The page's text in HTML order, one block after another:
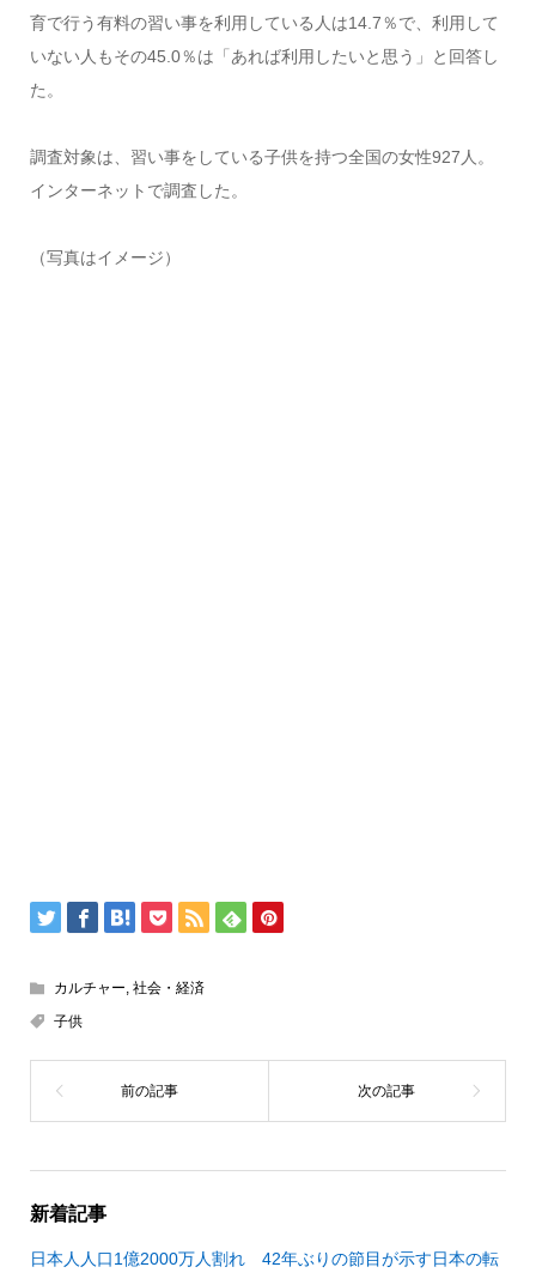
育で行う有料の習い事を利用している人は14.7％で、利用して
いない人もその45.0％は「あれば利用したいと思う」と回答し
た。
調査対象は、習い事をしている子供を持つ全国の女性927人。
インターネットで調査した。
（写真はイメージ）
カルチャー, 社会・経済
子供
新着記事
日本人人口1億2000万人割れ 42年ぶりの節目が示す日本の転